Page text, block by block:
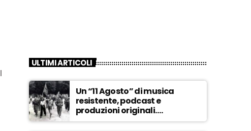
ULTIMI ARTICOLI
Un “11 Agosto” di musica
resistente, podcast e
produzioni originali.
Novaradio festeggia in onda